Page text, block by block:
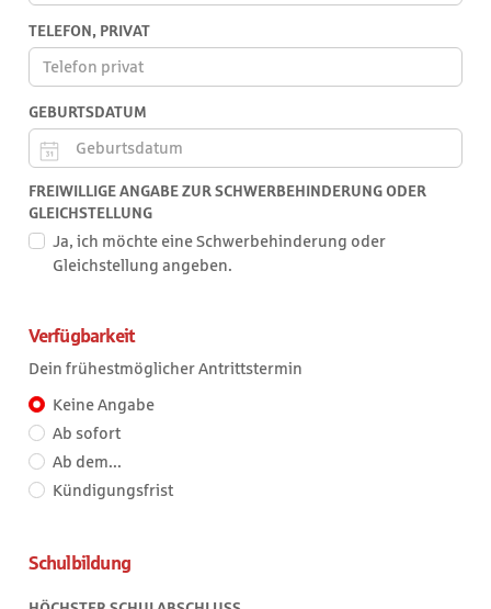
TELEFON, PRIVAT
sind
nur
Zahlen
und
die
Zeichen
Plus,
und
das
erlaubt.
GEBURTSDATUM
Beispiel:
FREIWILLIGE ANGABE ZUR SCHWERBEHINDERUNG ODER
GLEICHSTELLUNG
Ja, ich möchte eine Schwerbehinderung oder
Gleichstellung angeben.
Verfügbarkeit
Dein frühestmöglicher Antrittstermin
Dein
frühestmöglicher
Antrittstermin
Keine Angabe
Ab sofort
Ab dem...
Kündigungsfrist
Schulbildung